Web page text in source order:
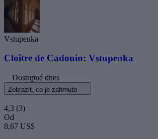
Vstupenka
Cloître de Cadouin: Vstupenka
Dostupné dnes
Zobrazit, co je zahrnuto
4,3 (3)
Od
8,67 US$